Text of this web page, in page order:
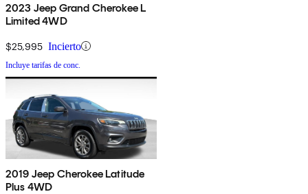
2023 Jeep Grand Cherokee L
Limited 4WD
$25,995 Incierto
Incluye tarifas de conc.
2019 Jeep Cherokee Latitude
Plus 4WD